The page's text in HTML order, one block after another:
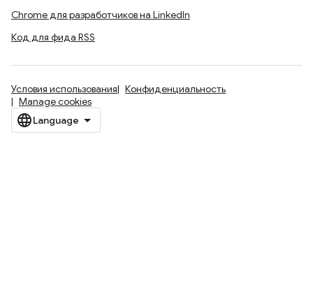
Chrome для разработчиков на LinkedIn
Код для фида RSS
Условия использования
Конфиденциальность
Manage cookies